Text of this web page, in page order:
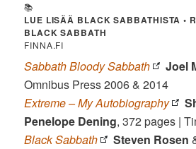
📚
LUE LISÄÄ BLACK SABBATHISTA •
BLACK SABBATH
FINNA.FI
Sabbath Bloody Sabbath Joel
Omnibus Press 2006 & 2014
Extreme – My Autobiography
Penelope Dening, 372 pages |
Black Sabbath
Steven Rosen